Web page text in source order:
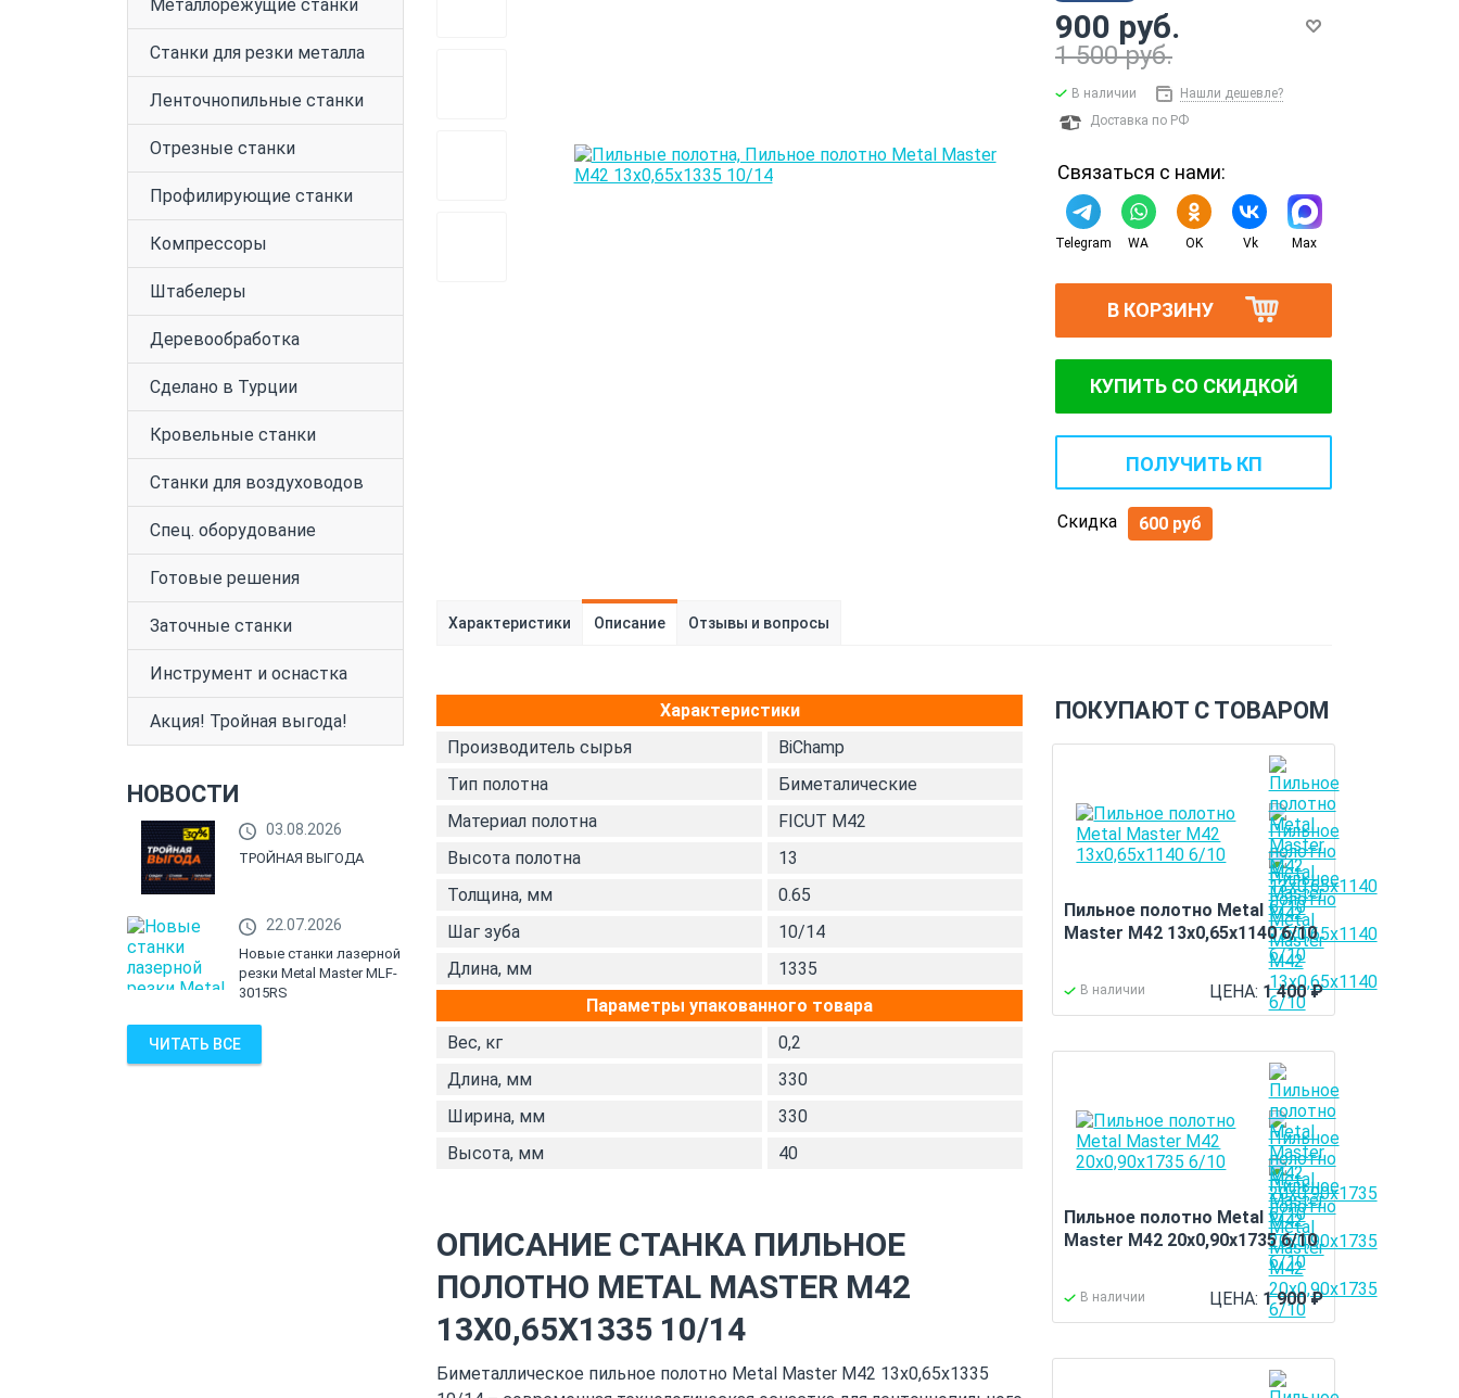
Металлорежущие станки
Станки для резки металла
Ленточнопильные станки
Отрезные станки
Профилирующие станки
Компрессоры
Штабелеры
Деревообработка
Сделано в Турции
Кровельные станки
Станки для воздуховодов
Спец. оборудование
Готовые решения
Заточные станки
Инструмент и оснастка
Акция! Тройная выгода!
НОВОСТИ
03.08.2026
ТРОЙНАЯ ВЫГОДА
22.07.2026
Новые станки лазерной
резки Metal Master MLF-
3015RS
ЧИТАТЬ ВСЕ
900 руб.
1 500 руб.
В наличии
Нашли дешевле?
Доставка по РФ
Связаться с нами:
Telegram WA OK Vk Max
В КОРЗИНУ
КУПИТЬ СО СКИДКОЙ
ПОЛУЧИТЬ КП
Скидка 600 руб
Характеристики Описание Отзывы и вопросы
ПОКУПАЮТ С ТОВАРОМ
Пильное полотно Metal
Master M42 13х0,65х1140 6/10
В наличии ЦЕНА: 1 400₽
Пильное полотно Metal
Master M42 20x0,90x1735 6/10
В наличии ЦЕНА: 1 900₽
Характеристики
Производитель сырья
BiChamp
Тип полотна
Биметалические
Материал полотна
FICUT М42
Высота полотна
13
Толщина, мм
0.65
Шаг зуба
10/14
Длина, мм
1335
Параметры упакованного товара
Вес, кг
0,2
Длина, мм
330
Ширина, мм
330
Высота, мм
40
ОПИСАНИЕ СТАНКА ПИЛЬНОЕ
ПОЛОТНО METAL MASTER M42
13Х0,65Х1335 10/14
Биметаллическое пильное полотно Metal Master M42 13х0,65х1335